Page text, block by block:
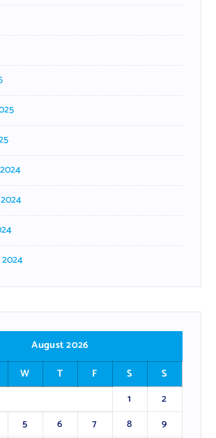
August 2026
W T F S
S
1
2
5 6 7 8
9